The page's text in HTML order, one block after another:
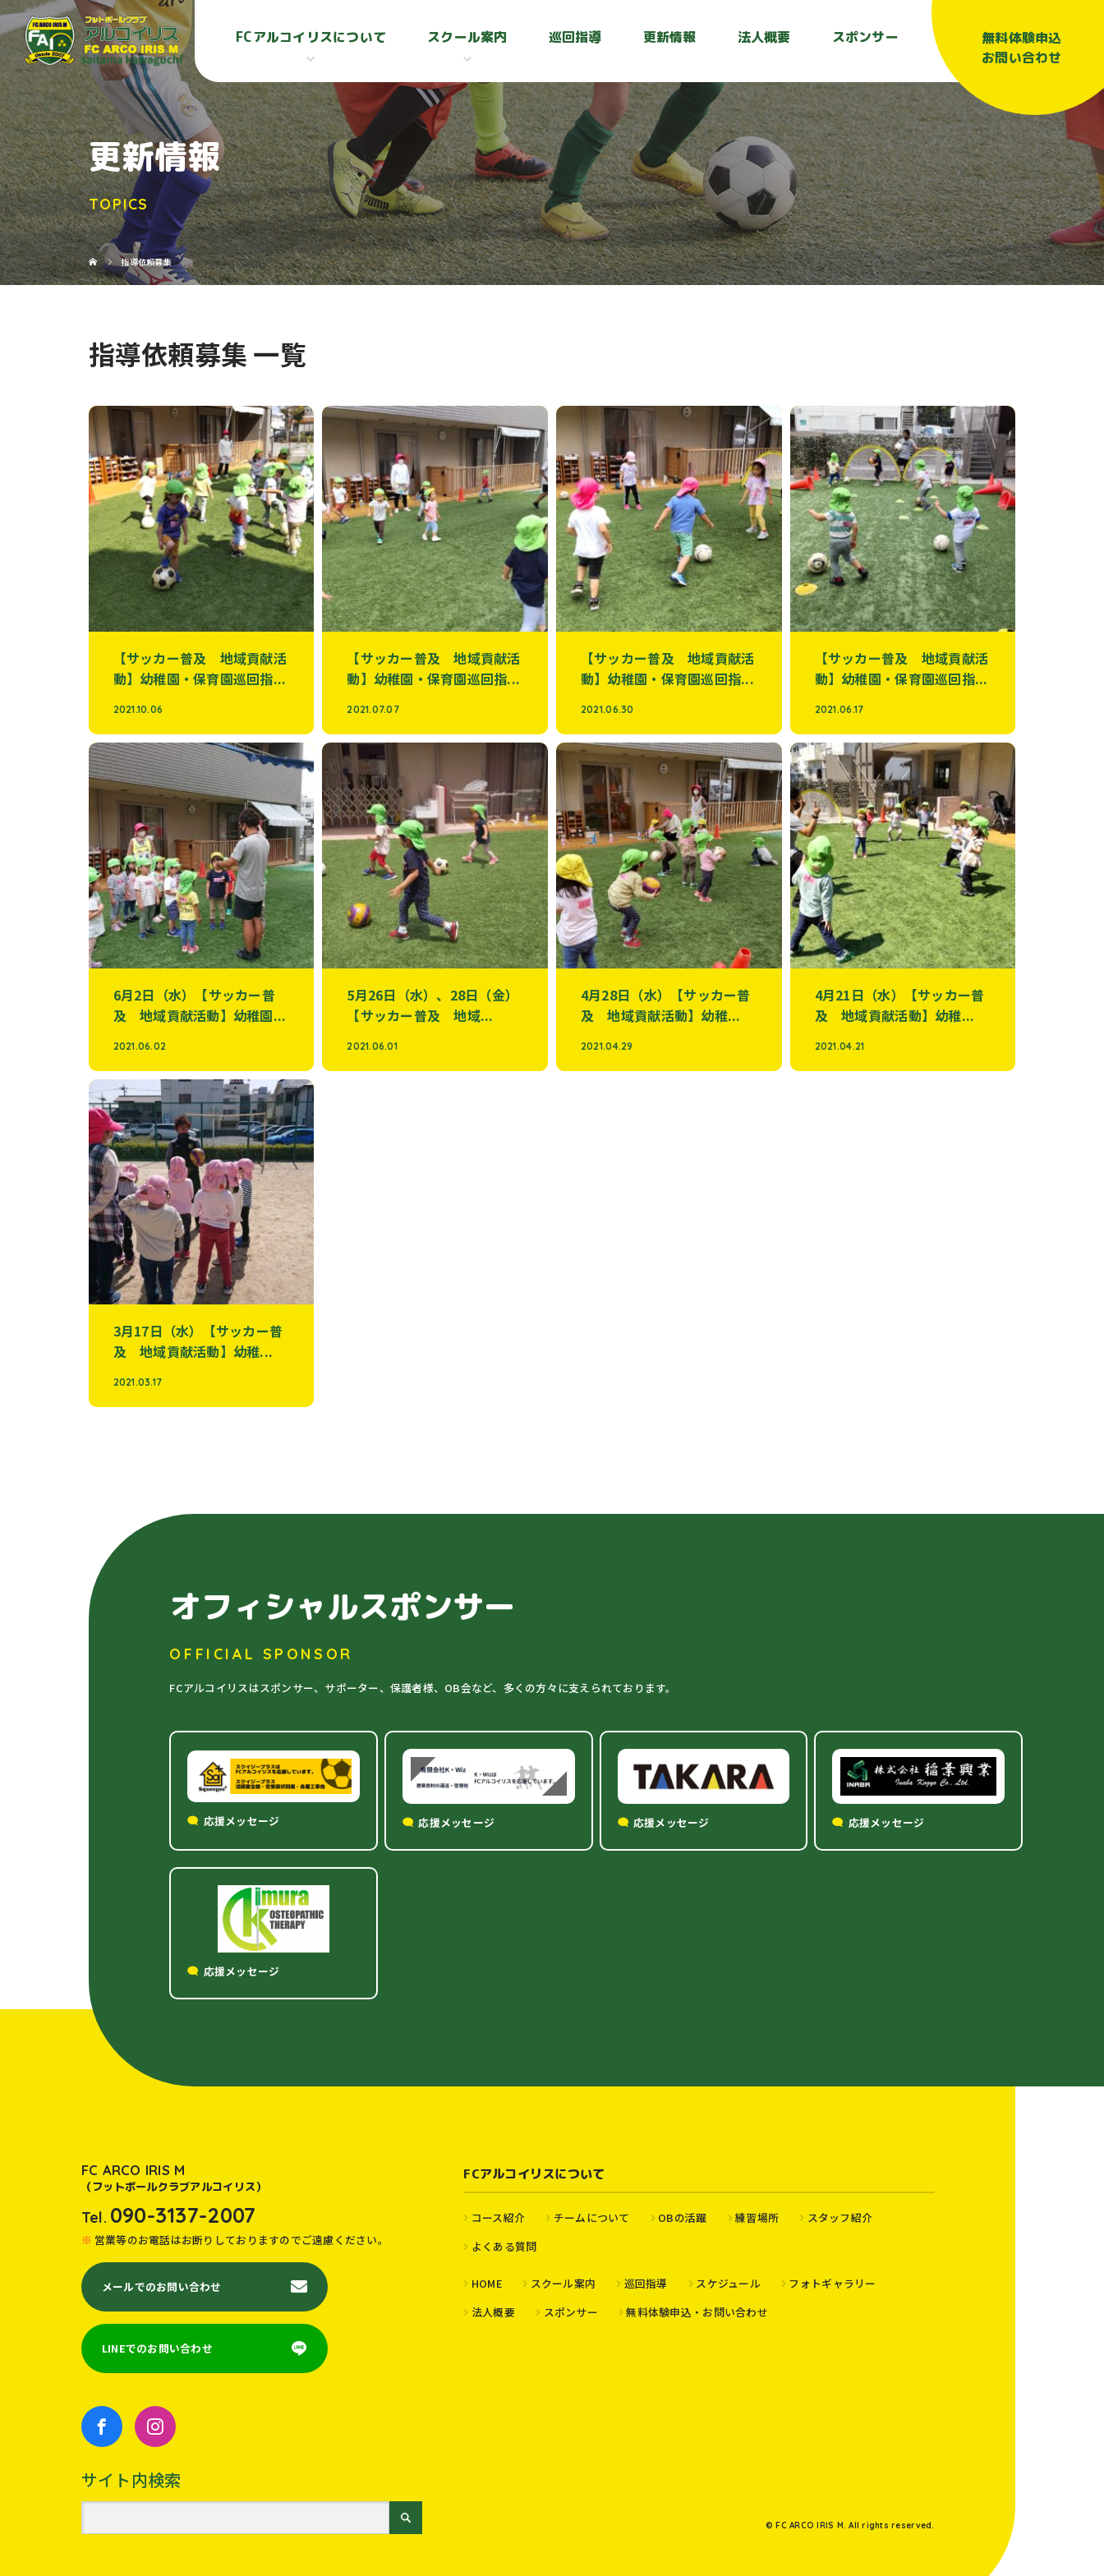
FCアルコイリスについて スクール案内 巡回指導 更新情報 法人概要 スポンサー
無料体験申込
お問い合わせ
更新情報
TOPICS
指導依頼募集
指導依頼募集 一覧
【サッカー普及 地域貢献活
動】幼稚園・保育園巡回指...
2021.10.06
【サッカー普及 地域貢献活
動】幼稚園・保育園巡回指...
2021.07.07
【サッカー普及 地域貢献活
動】幼稚園・保育園巡回指...
2021.06.30
【サッカー普及 地域貢献活
動】幼稚園・保育園巡回指...
2021.06.17
6月2日（水）【サッカー普
及 地域貢献活動】幼稚園...
2021.06.02
5月26日（水）、28日（金）
【サッカー普及 地域...
2021.06.01
4月28日（水）【サッカー普
及 地域貢献活動】幼稚...
2021.04.29
4月21日（水）【サッカー普
及 地域貢献活動】幼稚...
2021.04.21
3月17日（水）【サッカー普
及 地域貢献活動】幼稚...
2021.03.17
オフィシャルスポンサー
OFFICIAL SPONSOR
FCアルコイリスはスポンサー、サポーター、保護者様、OB会など、多くの方々に支えられております。
応援メッセージ 応援メッセージ 応援メッセージ 応援メッセージ
応援メッセージ
FC ARCO IRIS M
（フットボールクラブアルコイリス）
Tel. 090-3137-2007
営業等のお電話はお断りしておりますのでご遠慮ください。
メールでのお問い合わせ
LINEでのお問い合わせ
サイト内検索
FCアルコイリスについて
コース紹介 チームについて OBの活躍 練習場所
スタッフ紹介
よくある質問
HOME スクール案内 巡回指導 スケジュール
フォトギャラリー
法人概要
スポンサー 無料体験申込・お問い合わせ
© FC ARCO IRIS M. All rights reserved.